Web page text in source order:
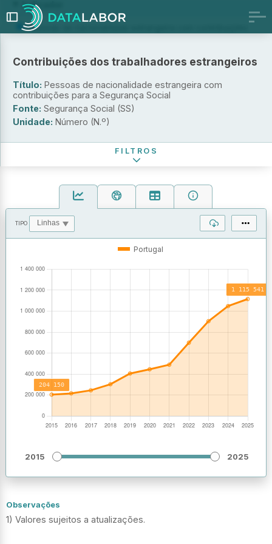
TIPO
Portugal
2015 2025
Observações
1) Valores sujeitos a atualizações.
Contribuições dos trabalhadores estrangeiros
Título: Pessoas de nacionalidade estrangeira com
contribuições para a Segurança Social
Fonte: Segurança Social (SS)
Unidade: Número (N.º)
Indicador
Pessoas de nacionalidade estrangeira com contribuições
nacionalidade estrangeira
pessoas de nacionalidade estrangeira
Distritos
FILTROS